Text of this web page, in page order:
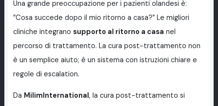
Una grande preoccupazione per i pazienti olandesi è:
”Cosa succede dopo il mio ritorno a casa?” Le migliori
cliniche integrano supporto al ritorno a casa nel
percorso di trattamento. La cura post-trattamento non
è un semplice aiuto; è un sistema con istruzioni chiare e
regole di escalation.
Da MilimInternational, la cura post-trattamento si